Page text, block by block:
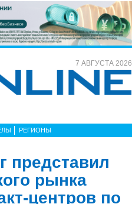
7 АВГУСТА 2026
РЕГИОНЫ
представил
рынка
центров по